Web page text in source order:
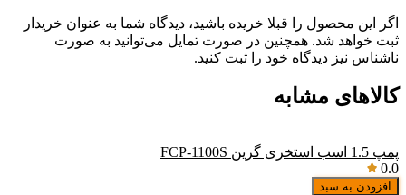
اگر این محصول را قبلا خریده باشید، دیدگاه شما به عنوان خریدار
ثبت خواهد شد. همچنین در صورت تمایل می‌توانید به صورت
ناشناس نیز دیدگاه خود را ثبت کنید.
کالاهای مشابه
پمپ 1.5 اسب استخری گرین FCP-1100S
0.0
افزودن به سبد